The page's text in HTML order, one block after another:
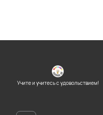
Учите и учитесь с удовольствием!